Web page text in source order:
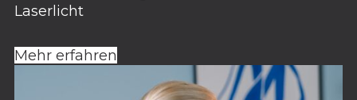
Laserlicht
Mehr erfahren